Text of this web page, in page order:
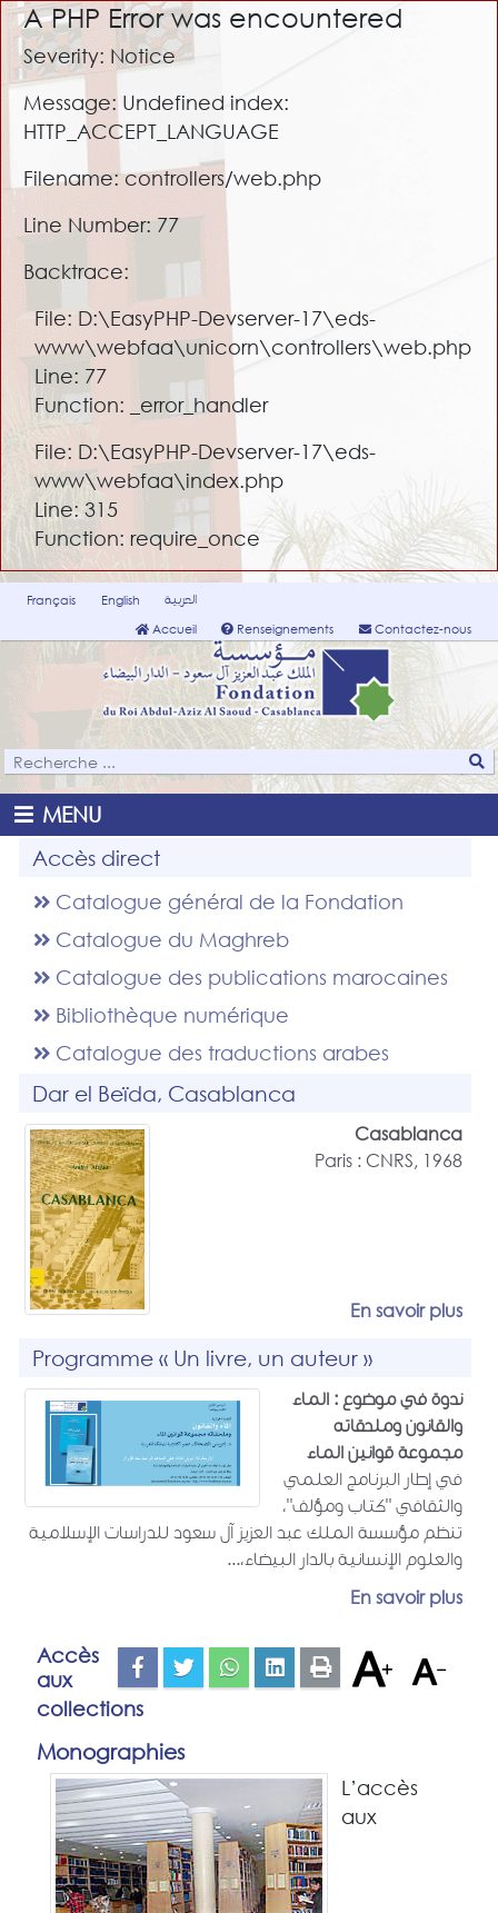
A PHP Error was encountered
Severity: Notice
Message: Undefined index:
HTTP_ACCEPT_LANGUAGE
Filename: controllers/web.php
Line Number: 77
Backtrace:
File: D:\EasyPHP-Devserver-17\eds-
www\webfaa\unicorn\controllers\web.php
Line: 77
Function: _error_handler
File: D:\EasyPHP-Devserver-17\eds-
www\webfaa\index.php
Line: 315
Function: require_once
Français English
العربية
Accueil
Renseignements Contactez-nous
MENU
Accès direct
Catalogue général de la Fondation
Catalogue du Maghreb
Catalogue des publications marocaines
Bibliothèque numérique
Catalogue des traductions arabes
Dar el Beïda, Casablanca
Casablanca
Paris : CNRS, 1968
En savoir plus
Programme « Un livre, un auteur »
ندوة في موضوع : الماء
والقانون وملحقاته
مجموعة قوانين الماء
في إطار البرنامج العلمي
والثقافي "كتاب ومؤلف"،
تنظم مؤسسة الملك عبد العزيز آل سعود للدراسات الإسلامية
والعلوم الإنسانية بالدار البيضاء،...
En savoir plus
Accès
aux
collections
Monographies
L’accès
aux